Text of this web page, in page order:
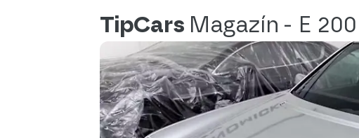
TipCars Magazín - E